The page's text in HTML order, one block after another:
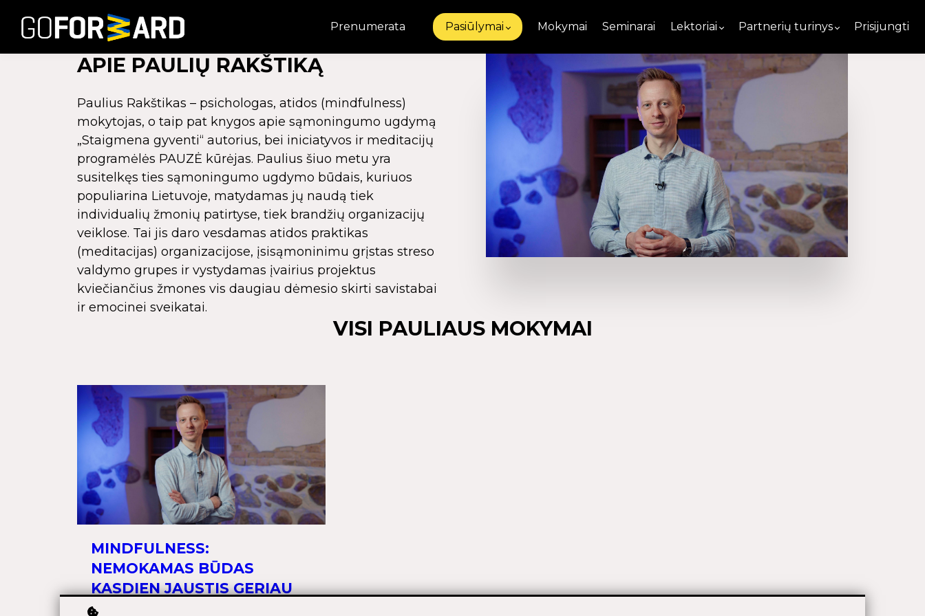
Prenumerata Pasiūlymai Mokymai Seminarai Lektoriai Partnerių turinys Prisijungti
APIE PAULIŲ RAKŠTIKĄ
Paulius Rakštikas – psichologas, atidos (mindfulness)
mokytojas, o taip pat knygos apie sąmoningumo ugdymą
„Staigmena gyventi“ autorius, bei iniciatyvos ir meditacijų
programėlės PAUZĖ kūrėjas. Paulius šiuo metu yra
susitelkęs ties sąmoningumo ugdymo būdais, kuriuos
populiarina Lietuvoje, matydamas jų naudą tiek
individualių žmonių patirtyse, tiek brandžių organizacijų
veiklose. Tai jis daro vesdamas atidos praktikas
(meditacijas) organizacijose, įsisąmoninimu grįstas streso
valdymo grupes ir vystydamas įvairius projektus
kviečiančius žmones vis daugiau dėmesio skirti savistabai
ir emocinei sveikatai.
VISI PAULIAUS MOKYMAI
MINDFULNESS:
NEMOKAMAS BŪDAS
KASDIEN JAUSTIS GERIAU